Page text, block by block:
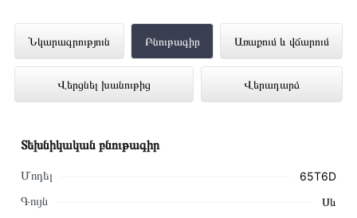
Նկարագրություն Բնութագիր Առաքում և վճարում
Վերցնել խանութից Վերադարձ
Հեռուստացույց TCL 65T6D ներկայացված
է Technomix առցանց խանութում
լավագույն գնով 400 000 դրամ
Տեխնիկական բնութագիր
Մոդել 65T6D
Գույն Սև